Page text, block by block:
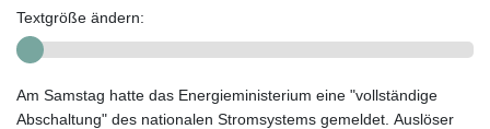
Textgröße ändern:
Am Samstag hatte das Energieministerium eine "vollständige
Abschaltung" des nationalen Stromsystems gemeldet. Auslöser